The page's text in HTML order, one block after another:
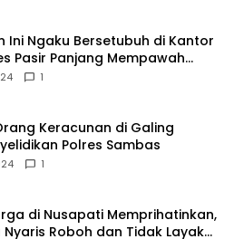
Ini Ngaku Bersetubuh di Kantor
Pasir Panjang Mempawah
Silakan Buktikan!
1
Keracunan di Galing
Polres Sambas
1
di Nusapati Memprihatinkan,
Nyaris Roboh dan Tidak Layak